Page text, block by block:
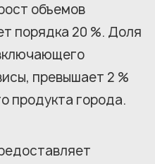
объемов
порядка 20 %. Доля
превышает 2 %
продукта города.